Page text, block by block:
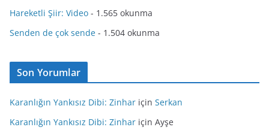
Hareketli Şiir: Video - 1.565 okunma
Senden de çok sende - 1.504 okunma
Son Yorumlar
Karanlığın Yankısız Dibi: Zinhar için Serkan
Karanlığın Yankısız Dibi: Zinhar için Ayşe